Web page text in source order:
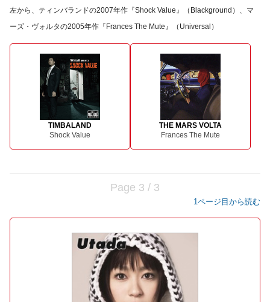
左から、ティンバランドの2007年作『Shock Value』（Blackground）、マ
ーズ・ヴォルタの2005年作『Frances The Mute』（Universal）
TIMBALAND
Shock Value
THE MARS VOLTA
Frances The Mute
Page 3 / 3
1ページ目から読む